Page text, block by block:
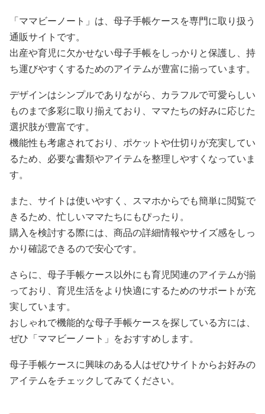
「ママビーノート」は、母子手帳ケースを専門に取り扱う
通販サイトです。
出産や育児に欠かせない母子手帳をしっかりと保護し、持
ち運びやすくするためのアイテムが豊富に揃っています。
デザインはシンプルでありながら、カラフルで可愛らしい
ものまで多彩に取り揃えており、ママたちの好みに応じた
選択肢が豊富です。
機能性も考慮されており、ポケットや仕切りが充実してい
るため、必要な書類やアイテムを整理しやすくなっていま
す。
また、サイトは使いやすく、スマホからでも簡単に閲覧で
きるため、忙しいママたちにもぴったり。
購入を検討する際には、商品の詳細情報やサイズ感をしっ
かり確認できるので安心です。
さらに、母子手帳ケース以外にも育児関連のアイテムが揃
っており、育児生活をより快適にするためのサポートが充
実しています。
おしゃれで機能的な母子手帳ケースを探している方には、
ぜひ「ママビーノート」をおすすめします。
母子手帳ケースに興味のある人はぜひサイトからお好みの
アイテムをチェックしてみてください。